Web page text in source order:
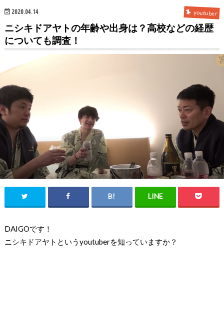
2020.04.14 youtuber
ニシキドアヤトの年齢や出身は？高校などの経歴
についても調査！
DAIGOです！
ニシキドアヤトという youtuberを知っていますか？